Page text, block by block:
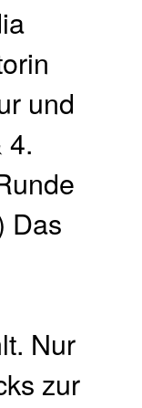
und
4.
Das
Nur
zur